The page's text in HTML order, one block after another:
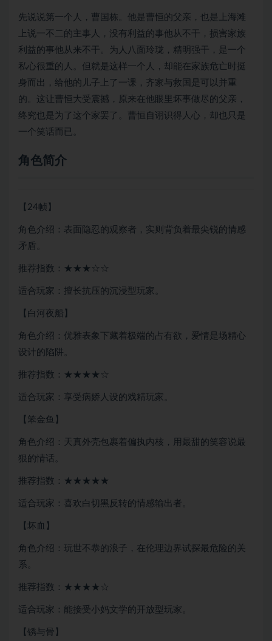
先说说第一个人，曹国栋。他是曹恒的父亲，也是上海滩
上说一不二的主事人，没有利益的事他从不干，损害家族
利益的事他从来不干。为人八面玲珑，精明强干，是一个
私心很重的人。但就是这样一个人，却能在家族危亡时挺
身而出，给他的儿子上了一课，齐家与救国是可以并重
的。这让曹恒大受震撼，原来在他眼里坏事做尽的父亲，
终究也是为了这个家罢了。曹恒自诩识得人心，却也只是
一个笑话而已。
角色简介
【24帧】
角色介绍：表面隐忍的观察者，实则背负着最尖锐的情感
矛盾。
推荐指数：★★★☆☆
适合玩家：擅长抗压的沉浸型玩家。
【白河夜船】
角色介绍：优雅表象下藏着极端的占有欲，爱情是场精心
设计的陷阱。
推荐指数：★★★★☆
适合玩家：享受病娇人设的戏精玩家。
【笨金鱼】
角色介绍：天真外壳包裹着偏执内核，用最甜的笑容说最
狠的情话。
推荐指数：★★★★★
适合玩家：喜欢白切黑反转的情感输出者。
【坏血】
角色介绍：玩世不恭的浪子，在伦理边界试探最危险的关
系。
推荐指数：★★★★☆
适合玩家：能接受小妈文学的开放型玩家。
【锈与骨】